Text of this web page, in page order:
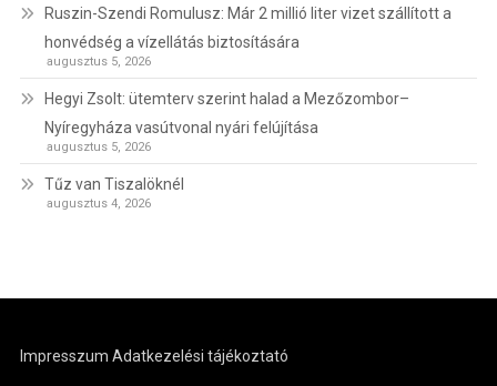
Ruszin-Szendi Romulusz: Már 2 millió liter vizet szállított a
honvédség a vízellátás biztosítására
augusztus 5, 2026
Hegyi Zsolt: ütemterv szerint halad a Mezőzombor–
Nyíregyháza vasútvonal nyári felújítása
augusztus 5, 2026
Tűz van Tiszalöknél
augusztus 4, 2026
Impresszum Adatkezelési tájékoztató